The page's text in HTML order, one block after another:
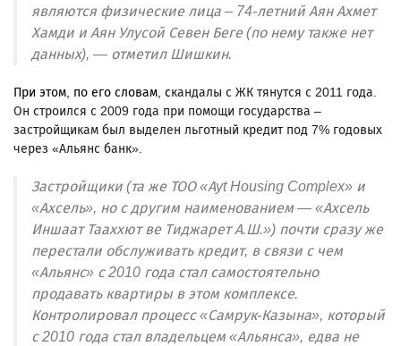
являются физические лица – 74-летний Аян Ахмет
Хамди и Аян Улусой Севен Беге (по нему также нет
данных), — отметил Шишкин.
При этом, по его словам, скандалы с ЖК тянутся с 2011 года.
Он строился с 2009 года при помощи государства –
застройщикам был выделен льготный кредит под 7% годовых
через «Альянс банк».
Застройщики (та же ТОО «Ayt Housing Complex» и
«Ахсель», но с другим наименованием — «Ахсель
Иншаат Тааххют ве Тиджарет А.Ш.») почти сразу же
перестали обслуживать кредит, в связи с чем
«Альянс» с 2010 года стал самостоятельно
продавать квартиры в этом комплексе.
Контролировал процесс «Самрук-Казына», который
с 2010 года стал владельцем «Альянса», едва не